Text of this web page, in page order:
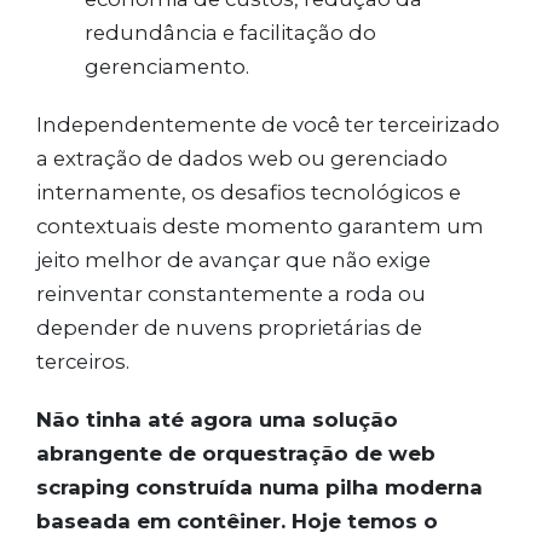
redundância e facilitação do
gerenciamento.
Independentemente de você ter terceirizado
a extração de dados web ou gerenciado
internamente, os desafios tecnológicos e
contextuais deste momento garantem um
jeito melhor de avançar que não exige
reinventar constantemente a roda ou
depender de nuvens proprietárias de
terceiros.
Não tinha até agora uma solução
abrangente de orquestração de web
scraping construída numa pilha moderna
baseada em contêiner. Hoje temos o